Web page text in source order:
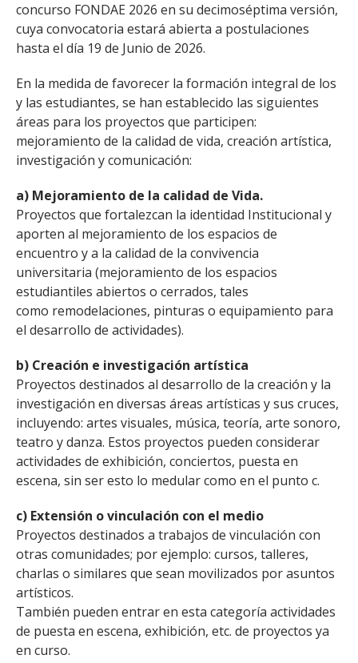
concurso FONDAE 2026 en su decimoséptima versión,
cuya convocatoria estará abierta a postulaciones
hasta el día 19 de Junio de 2026.
En la medida de favorecer la formación integral de los
y las estudiantes, se han establecido las siguientes
áreas para los proyectos que participen:
mejoramiento de la calidad de vida, creación artística,
investigación y comunicación:
a) Mejoramiento de la calidad de Vida.
Proyectos que fortalezcan la identidad Institucional y
aporten al mejoramiento de los espacios de
encuentro y a la calidad de la convivencia
universitaria (mejoramiento de los espacios
estudiantiles abiertos o cerrados, tales
como remodelaciones, pinturas o equipamiento para
el desarrollo de actividades).
b) Creación e investigación artística
Proyectos destinados al desarrollo de la creación y la
investigación en diversas áreas artísticas y sus cruces,
incluyendo: artes visuales, música, teoría, arte sonoro,
teatro y danza. Estos proyectos pueden considerar
actividades de exhibición, conciertos, puesta en
escena, sin ser esto lo medular como en el punto c.
c) Extensión o vinculación con el medio
Proyectos destinados a trabajos de vinculación con
otras comunidades; por ejemplo: cursos, talleres,
charlas o similares que sean movilizados por asuntos
artísticos.
También pueden entrar en esta categoría actividades
de puesta en escena, exhibición, etc. de proyectos ya
en curso.